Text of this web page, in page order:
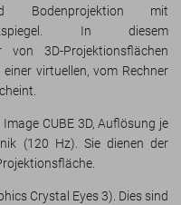
Bodenprojektion mit
In diesem
3D-Projektionsflächen
virtuellen, vom Rechner
CUBE 3D, Auflösung je
(120 Hz). Sie dienen der
Crystal Eyes 3). Dies sind